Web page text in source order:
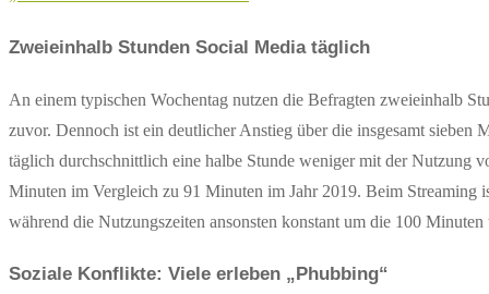
Zweieinhalb Stunden Social Media täglich
An einem typischen Wochentag nutzen die Befragten zweieinhalb
zuvor. Dennoch ist ein deutlicher Anstieg über die insgesamt sieben
täglich durchschnittlich eine halbe Stunde weniger mit der Nutzung
Minuten im Vergleich zu 91 Minuten im Jahr 2019. Beim Streaming
während die Nutzungszeiten ansonsten konstant um die 100
Soziale Konflikte: Viele erleben „Phubbing“